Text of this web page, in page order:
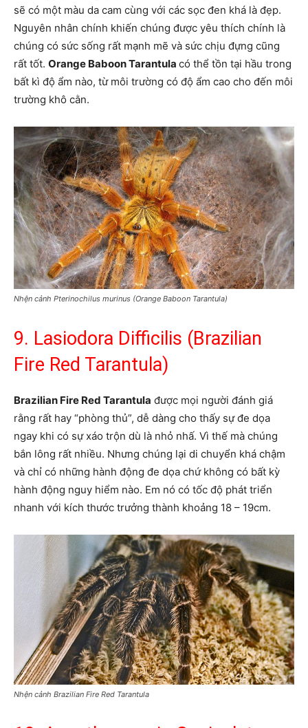
sẽ có một màu da cam cùng với các sọc đen khá là đẹp.
Nguyên nhân chính khiến chúng được yêu thích chính là
chúng có sức sống rất mạnh mẽ và sức chịu đựng cũng
rất tốt. Orange Baboon Tarantula có thể tồn tại hầu trong
bất kì độ ẩm nào, từ môi trường có độ ẩm cao cho đến môi
trường khô cằn.
Nhện cảnh Pterinochilus murinus (Orange Baboon Tarantula)
9. Lasiodora Difficilis (Brazilian
Fire Red Tarantula)
Brazilian Fire Red Tarantula được mọi người đánh giá
rằng rất hay “phòng thủ”, dễ dàng cho thấy sự đe dọa
ngay khi có sự xáo trộn dù là nhỏ nhấ. Vì thế mà chúng
bắn lông rất nhiều. Nhưng chúng lại di chuyển khá chậm
và chỉ có những hành động đe dọa chứ không có bất kỳ
hành động nguy hiểm nào. Em nó có tốc độ phát triển
nhanh với kích thước trưởng thành khoảng 18 – 19cm.
Nhện cảnh Brazilian Fire Red Tarantula